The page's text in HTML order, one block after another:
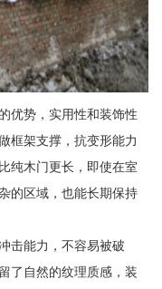
优势，实用性和装饰性
框架支撑，抗变形能力
纯木门更长，即使在室
的区域，也能长期保持
击能力，不容易被破
了自然的纹理质感，装